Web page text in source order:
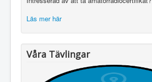
Läs mer här
Våra Tävlingar